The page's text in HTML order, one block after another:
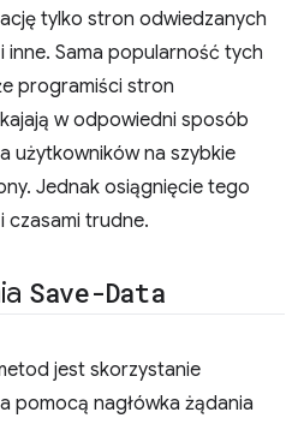
tylko stron odwiedzanych
inne. Sama popularność tych
programiści stron
w odpowiedni sposób
użytkowników na szybkie
Jednak osiągnięcie tego
czasami trudne.
Save-Data
jest skorzystanie
pomocą nagłówka żądania